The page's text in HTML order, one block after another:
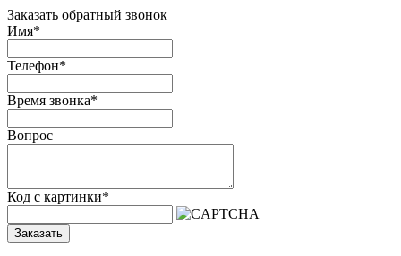
Заказать обратный звонок
Имя*
Телефон*
Время звонка*
Вопрос
Код с картинки*
Заказать